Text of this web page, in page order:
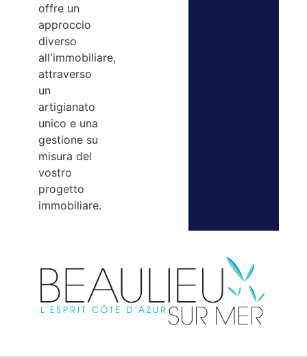
offre un
approccio
diverso
all'immobiliare,
attraverso
un
artigianato
unico e una
gestione su
misura del
vostro
progetto
immobiliare.